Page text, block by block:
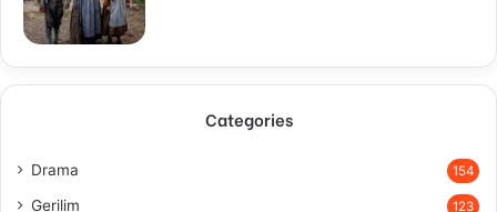
Categories
Drama 154
Gerilim 123